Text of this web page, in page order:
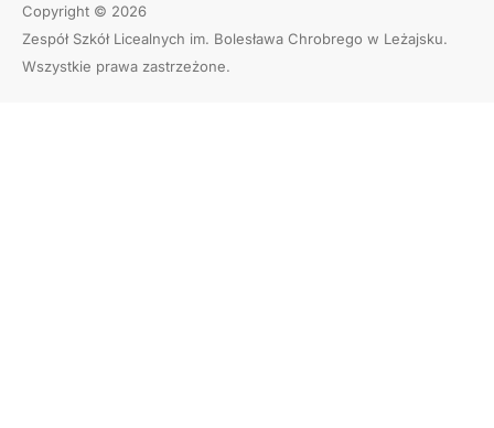
Copyright © 2026
Zespół Szkół Licealnych im. Bolesława Chrobrego w Leżajsku.
Wszystkie prawa zastrzeżone.